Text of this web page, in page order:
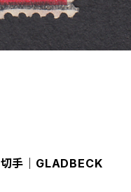
手｜GLADBECK